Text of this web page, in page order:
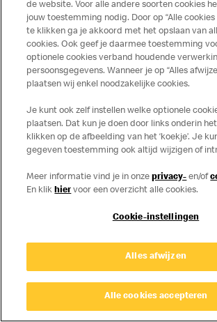
Over ons
Services
Contact
Disclaimer
de website. Voor alle andere soorten cookies
jouw toestemming nodig. Door op “Alle
te klikken ga je akkoord met het opslaan van
cookies. Ook geef je daarmee toestemming
optionele cookies verband houdende
persoonsgegevens. Wanneer je op “Alles
plaatsen wij enkel noodzakelijke cookies.
Je kunt ook zelf instellen welke optionele
plaatsen. Dat kun je doen door links onderin
klikken op de afbeelding van het ‘koekje’. Je
gegeven toestemming ook altijd wijzigen of
Meer informatie vind je in onzeprivacy- en/of
En klikhier voor een overzicht alle cookies.
Cookie-instellingen
Alles afwijzen
Alle cookies accepteren